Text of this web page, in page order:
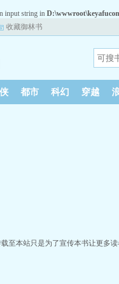
input string in
收藏御林书
都市 科幻 穿越
至本站只是为了宣传本书让更多读